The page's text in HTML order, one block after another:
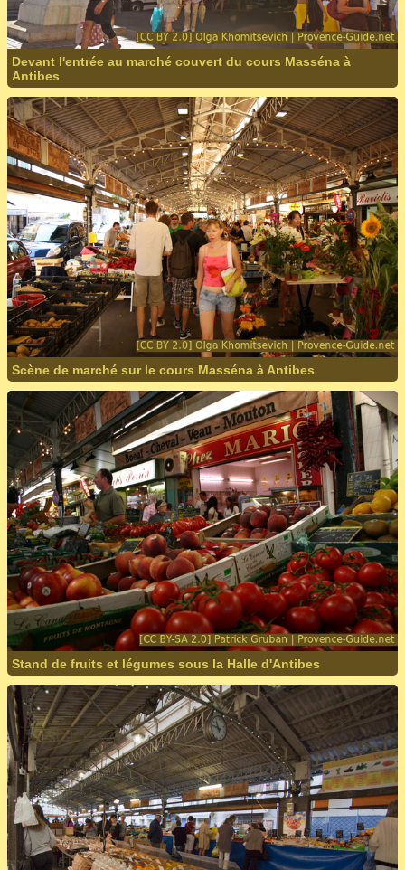
Devant l'entrée au marché couvert du cours Masséna à
Antibes
Scène de marché sur le cours Masséna à Antibes
Stand de fruits et légumes sous la Halle d'Antibes